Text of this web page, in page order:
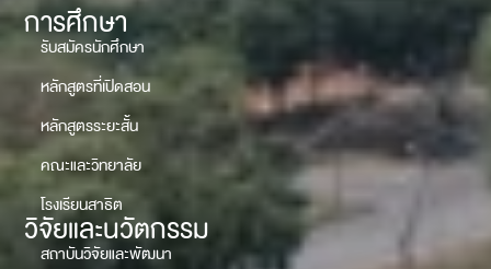
การศึกษา
รับสมัครนักศึกษา
หลักสูตรที่เปิดสอน
หลักสูตรระยะสั้น
คณะและวิทยาลัย
โรงเรียนสาธิต
วิจัยและนวัตกรรม
สถาบันวิจัยและพัฒนา